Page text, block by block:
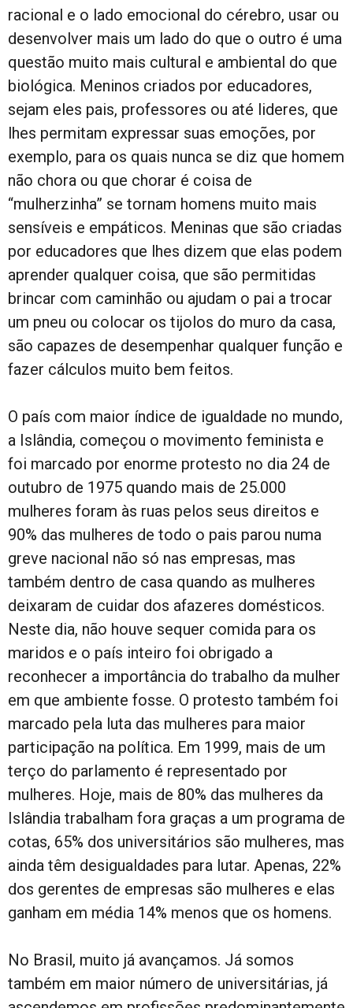
racional e o lado emocional do cérebro, usar ou
desenvolver mais um lado do que o outro é uma
questão muito mais cultural e ambiental do que
biológica. Meninos criados por educadores,
sejam eles pais, professores ou até lideres, que
lhes permitam expressar suas emoções, por
exemplo, para os quais nunca se diz que homem
não chora ou que chorar é coisa de
“mulherzinha” se tornam homens muito mais
sensíveis e empáticos. Meninas que são criadas
por educadores que lhes dizem que elas podem
aprender qualquer coisa, que são permitidas
brincar com caminhão ou ajudam o pai a trocar
um pneu ou colocar os tijolos do muro da casa,
são capazes de desempenhar qualquer função e
fazer cálculos muito bem feitos.
O país com maior índice de igualdade no mundo,
a Islândia, começou o movimento feminista e
foi marcado por enorme protesto no dia 24 de
outubro de 1975 quando mais de 25.000
mulheres foram às ruas pelos seus direitos e
90% das mulheres de todo o pais parou numa
greve nacional não só nas empresas, mas
também dentro de casa quando as mulheres
deixaram de cuidar dos afazeres domésticos.
Neste dia, não houve sequer comida para os
maridos e o país inteiro foi obrigado a
reconhecer a importância do trabalho da mulher
em que ambiente fosse. O protesto também foi
marcado pela luta das mulheres para maior
participação na política. Em 1999, mais de um
terço do parlamento é representado por
mulheres. Hoje, mais de 80% das mulheres da
Islândia trabalham fora graças a um programa de
cotas, 65% dos universitários são mulheres, mas
ainda têm desigualdades para lutar. Apenas, 22%
dos gerentes de empresas são mulheres e elas
ganham em média 14% menos que os homens.
No Brasil, muito já avançamos. Já somos
também em maior número de universitárias, já